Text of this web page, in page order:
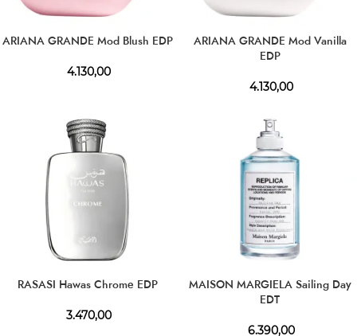
ARIANA GRANDE Mod Blush EDP
4.130,00
ARIANA GRANDE Mod Vanilla
EDP
4.130,00
RASASI Hawas Chrome EDP
3.470,00
MAISON MARGIELA Sailing Day
EDT
6.390,00